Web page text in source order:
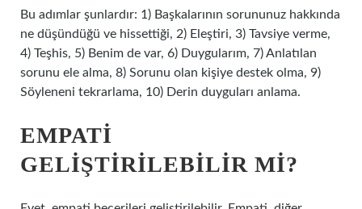
Bu adımlar şunlardır: 1) Başkalarının sorununuz hakkında
ne düşündüğü ve hissettiği, 2) Eleştiri, 3) Tavsiye verme,
4) Teşhis, 5) Benim de var, 6) Duygularım, 7) Anlatılan
sorunu ele alma, 8) Sorunu olan kişiye destek olma, 9)
Söyleneni tekrarlama, 10) Derin duyguları anlama.
EMPATI
GELIŞTIRILEBILIR MI?